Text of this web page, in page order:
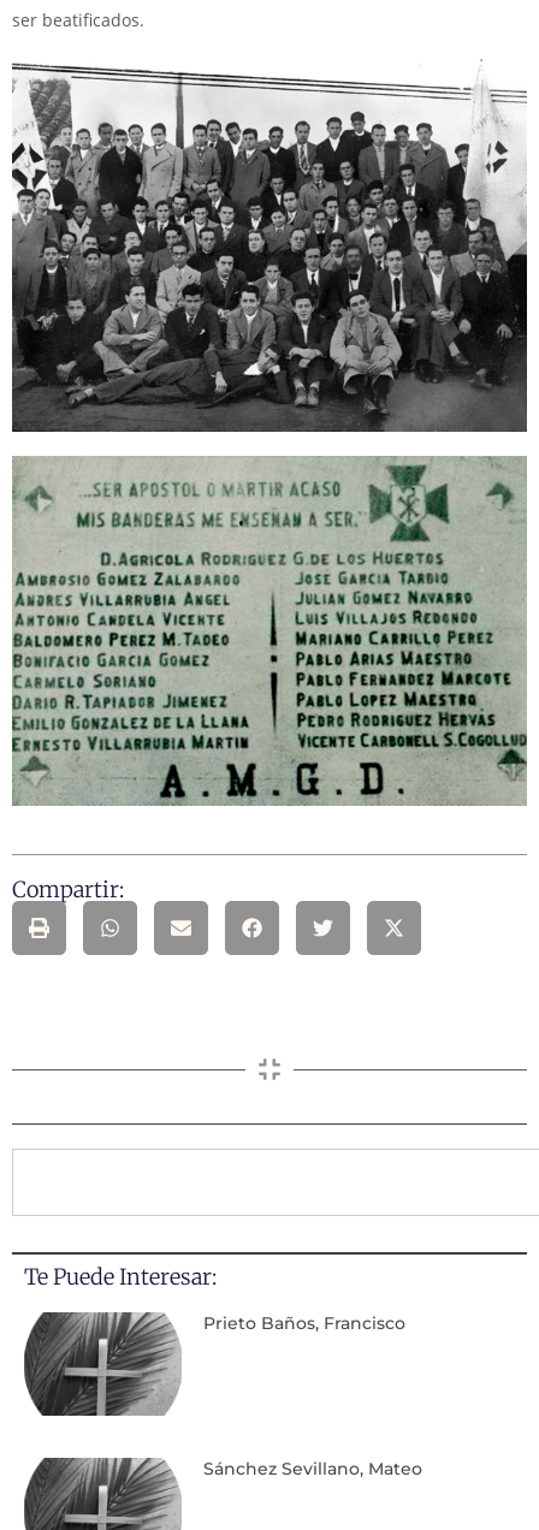
ser beatificados.
Compartir:
Te Puede Interesar:
Prieto Baños, Francisco
Sánchez Sevillano, Mateo